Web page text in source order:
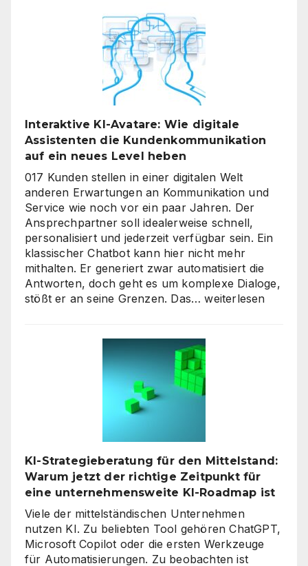
Interaktive KI-Avatare: Wie digitale
Assistenten die Kundenkommunikation
auf ein neues Level heben
017 Kunden stellen in einer digitalen Welt
anderen Erwartungen an Kommunikation und
Service wie noch vor ein paar Jahren. Der
Ansprechpartner soll idealerweise schnell,
personalisiert und jederzeit verfügbar sein. Ein
klassischer Chatbot kann hier nicht mehr
mithalten. Er generiert zwar automatisiert die
Antworten, doch geht es um komplexe Dialoge,
stößt er an seine Grenzen. Das…Interaktive
Wie
digitale
Assistenten
Level
heben
weiterlesen
KI-Strategieberatung für den Mittelstand:
Warum jetzt der richtige Zeitpunkt für
eine unternehmensweite KI-Roadmap ist
Viele der mittelständischen Unternehmen
nutzen KI. Zu beliebten Tool gehören ChatGPT,
Microsoft Copilot oder die ersten Werkzeuge
für Automatisierungen. Zu beobachten ist